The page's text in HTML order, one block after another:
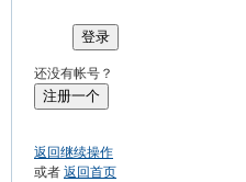
登录
还没有帐号？
注册一个
返回继续操作
或者 返回首页